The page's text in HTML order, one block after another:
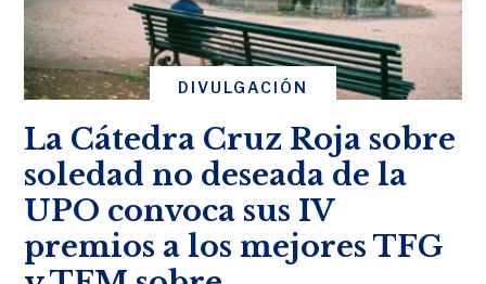
DIVULGACIÓN
La Cátedra Cruz Roja sobre
soledad no deseada de la
UPO convoca sus IV
premios a los mejores TFG